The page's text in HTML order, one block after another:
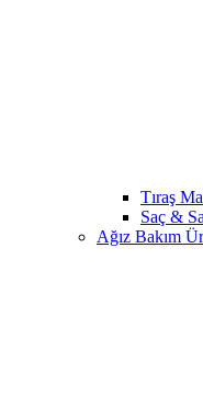
Tıraş
Saç &
Ağız Bakım